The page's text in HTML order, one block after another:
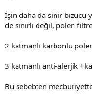
İşin daha da sinir bızucu
de sınırlı değil, polen
2 katmanlı karbonlu
3 katmanlı anti-alerjik
Bu sebebten